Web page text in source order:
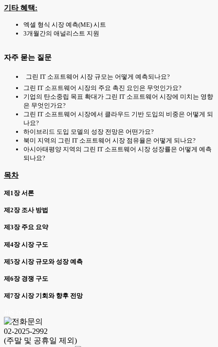
기타 혜택:
엑셀 형식 시장 예측(ME) 시트
3개월간의 애널리스트 지원
자주 묻는 질문
그린 IT 소프트웨어 시장 규모는 어떻게 예측되나요?
그린 IT 소프트웨어 시장의 주요 촉진 요인은 무엇인가요?
기업의 탄소중립 목표 확대가 그린 IT 소프트웨어 시장에 미치는 영향
은 무엇인가요?
그린 IT 소프트웨어 시장에서 클라우드 기반 도입의 비중은 어떻게 되
나요?
하이브리드 도입 모델의 성장 전망은 어떤가요?
북미 지역의 그린 IT 소프트웨어 시장 점유율은 어떻게 되나요?
아시아태평양 지역의 그린 IT 소프트웨어 시장 성장률은 어떻게 예측
되나요?
목차
제1장 서론
제2장 조사 방법
제3장 주요 요약
제4장 시장 구도
제5장 시장 규모와 성장 예측
제6장 경쟁 구도
제7장 시장 기회와 향후 전망
02-2025-2992
(주말 및 공휴일 제외)